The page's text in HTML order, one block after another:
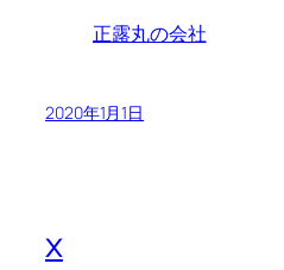
正露丸の会社
2020年1月1日
x